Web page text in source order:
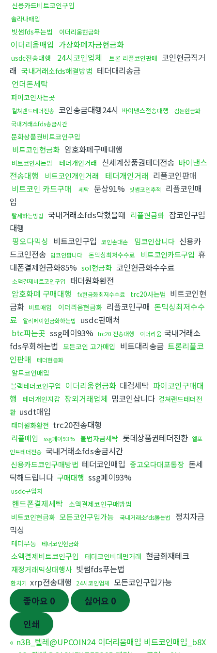
신용카드비트코인구입
솔라나매입
빗썸fds푸는법 이더리움현금화
이더리움매입 가상화폐자금현금화
usdc전송대행 24시코인업체 트론 리플코인판매 코인현금직거
래 국내거래소fds해결방법 테더대리송금
언더돈세탁
파이코인사는곳
컬쳐랜드테더전송 코인송금대행24시 바이낸스전송대행
검돈현금화
국내거래소fds송금시간
문화상품권비트코인구입
비트코인현금화 암호화폐구매대행
비트코인사는법 테더개인거래 신세계상품권테더전송 바이낸스
전송대행
비트코인개인거래 테더개인거래 리플코인판매
비트코인 카드구매
세탁 문상91% 빗썸코인추적
리플코인매
입
탈세하는방법 국내거래소fds막혔을때 리플현금화 잡코인구입
대행
핑오다믹싱 비트코인구입 코인손대손 밈코인삽니다 신용카
드코인전송 밈코인팝니다 돈믹싱최저수수료 비트코인카드구입 휴
대폰결제현금화85% sol현금화 코인현금화수수료
소액결제비트코인구입
태더원화환전
암호화폐 구매대행
fx현금화최저수수료 trc20사는법 비트코인현
금화 비트매입 이더리움현금화 리플코인구매 돈믹싱최저수수
료
알리페이현금화하는법
usdc판매처
btc파는곳 ssg페이93% trc20 전송대행 이더리움 국내거래소
fds우회하는법 모든코인 고가매입 비트대리송금 트론리플코
인판매
테더현금화
알트코인매입
블랙테더코인구입 이더리움현금화 대검세탁 파이코인구매대
행
테더개인지갑 장외거래업체 밈코인삽니다 컬쳐랜드테더전
환 usdt매입
태더원화환전 trc20전송대행
리플매입 ssg페이93% 불법자금세탁 롯데상품권테더전환 엘포
인트테더전송 국내거래소fds송금시간
신용카드코인구매방법 테더코인매입 중고오다대포통장 돈세
탁해드립니다 구매대행 ssg페이93%
usdc구입처
핸드폰결제세탁 소액결제코인구매방법
비트코인현금화 모든코인구입가능 국내거래소fds뚫는법
정치자금
믹싱
테더무통 테더코인현금화
소액결제비트코인구입 테더코인비대면거래 현금화재테크
재정거래믹싱대행사 빗썸fds푸는법
환치기 xrp전송대행 24시코인업체 모든코인구입가능
좋아요 0 싫어요 0
인쇄
« n3B_텔레@UPCOIN24 이더리움매입 비트코인매입_b8X